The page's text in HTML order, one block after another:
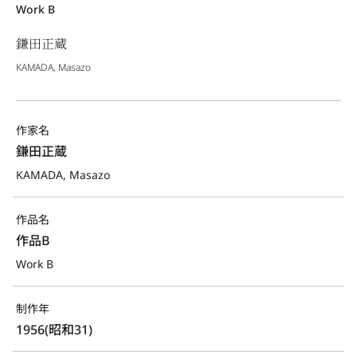
Work B
鎌田正蔵
KAMADA, Masazo
作家名
鎌田正蔵
KAMADA, Masazo
作品名
作品B
Work B
制作年
1956(昭和31)